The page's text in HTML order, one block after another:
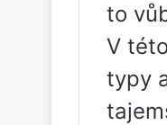
to
V
typy